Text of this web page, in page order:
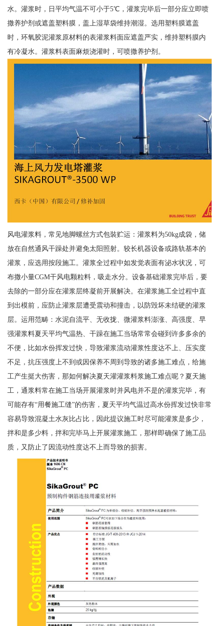
水。灌浆时，日平均气温不可小于5℃，灌浆完毕后一部分应立即喷
撒养护剂或遮盖塑料膜，盖上湿草袋维持潮湿。选用塑料膜遮盖
时，环氧胶泥灌浆原材料的表灌浆料面应遮盖严实，维持塑料膜内
有冷凝水。灌浆料表面麻烦浇灌时，可喷撒养护剂。
风电灌浆料，常见地脚螺丝方式包裝贮运：灌浆料为50kg成袋，储
放在自然通风干躁处并避免太阳照射。较长机器设备或路轨基本的
灌浆，应选用按段施工。灌浆全过程中如发觉表面有泌水状况，可
布撒小量CGM干风电颗粒料，吸走水分。设备基础灌浆完毕后，要
去除的一部分应在灌浆层终凝前开展解决。在灌浆施工全过程中直
到出模前，应防止灌浆层遭受震动和撞击，以防毁坏未结硬的灌浆
层。运用范畴：水泥自流平、无收拢、微灌浆料澎涨、高强度、早
强灌浆料夏天平均气温热、干躁在施工当场常常会碰到许多多余的
不便，比如水份挥发过快，导致灌浆流动灌浆性度达不上、压实度
不足，抗压强度上不到或因保养不周到导致的诸多施工难点，给施
工产生挺大伤害，那如何解决夏天灌灌浆料浆施工难点呢？夏天施
工，通浆料常在施工当场开展灌浆时并风电并不是的灌浆完毕，有
可能存有“用餐施工缝”的伤害，夏天平均气温过高水份挥发过快非常
容易导致混凝土水灰比占比，因此提议施工时尽可能灌浆是多少，
拌和是多少料，拌和完毕马上开展灌浆施工，那样即确保了施工品
质，又防止了因流动性度达不上而导致的损害。